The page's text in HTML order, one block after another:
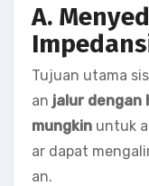
A.
Tujuan utama
an jalur dengan
mungkin untuk
ar dapat
an.